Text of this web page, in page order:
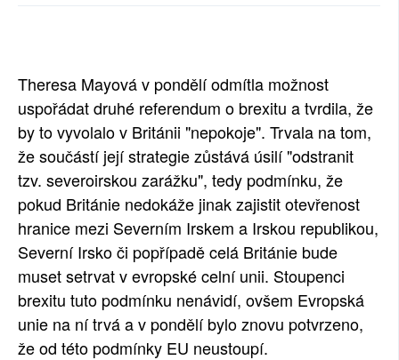
PLNÁ VERZE STRÁNEK
Theresa Mayová v pondělí odmítla možnost
uspořádat druhé referendum o brexitu a tvrdila, že
by to vyvolalo v Británii "nepokoje". Trvala na tom,
že součástí její strategie zůstává úsilí "odstranit
tzv. severoirskou zarážku", tedy podmínku, že
pokud Británie nedokáže jinak zajistit otevřenost
hranice mezi Severním Irskem a Irskou republikou,
Severní Irsko či popřípadě celá Británie bude
muset setrvat v evropské celní unii. Stoupenci
brexitu tuto podmínku nenávidí, ovšem Evropská
unie na ní trvá a v pondělí bylo znovu potvrzeno,
že od této podmínky EU neustoupí.